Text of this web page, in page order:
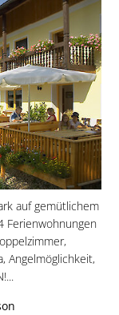
auf gemütlichem
Ferienwohnungen
Angelmöglichkeit,